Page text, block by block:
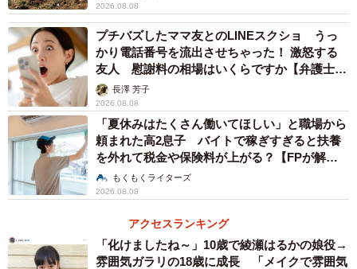
2026.08.08
プチバズしたママ友とのLINEスクショ うっ
かり電話番号を流出させちゃった！ 激怒する
友人 慰謝料の相場はいくらですか【弁護士が
解説】長澤 芳子
2026.08.08
「夏休みはたくさん働いてほしい」と職場から
頼まれた高2息子 バイトで稼ぎすぎると扶養
を外れて税金や保険料が上がる？【FPが解
説】もくもくライターズ
2026.08.08
アクセスランキング
「化けましたね～」10歳で綾瀬はるかの娘役→
雰囲気ガラリの18歳に成長 「メイクで雰囲気